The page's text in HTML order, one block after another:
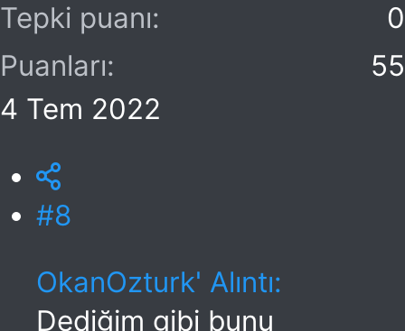
Tepki puanı
0
Puanları
55
4 Tem 2022
#8
OkanOzturk' Alıntı:
Dediğim gibi bunu